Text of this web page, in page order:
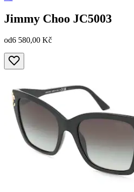
Jimmy Choo JC5003
od6 580,00 Kč